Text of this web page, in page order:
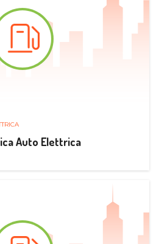
Auto Elettrica